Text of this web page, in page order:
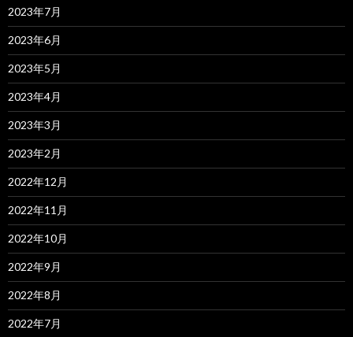
2023年7月
2023年6月
2023年5月
2023年4月
2023年3月
2023年2月
2022年12月
2022年11月
2022年10月
2022年9月
2022年8月
2022年7月